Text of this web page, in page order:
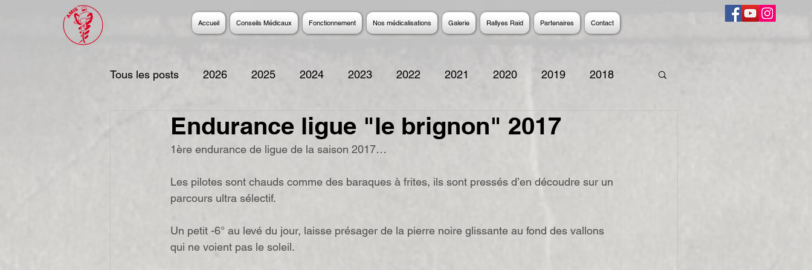
Accueil Conseils Médicaux Fonctionnement Nos médicalisations Galerie Rallyes Raid Partenaires Contact
Tous les posts 2026 2025 2024 2023 2022 2021 2020 2019 2018
2016 2015 2014 2013 2012 2011 2010 2009
Endurance ligue "le brignon" 2017
1ère endurance de ligue de la saison 2017…
Les pilotes sont chauds comme des baraques à frites, ils sont pressés d’en découdre sur un
parcours ultra sélectif.
Un petit -6° au levé du jour, laisse présager de la pierre noire glissante au fond des vallons
qui ne voient pas le soleil.